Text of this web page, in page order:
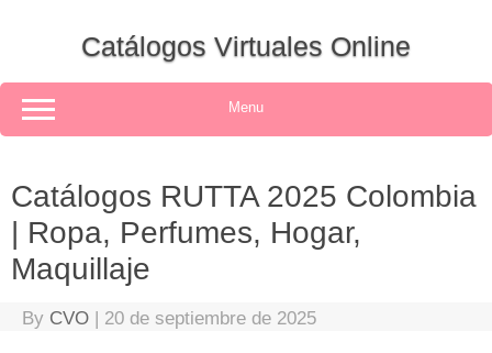
Catálogos Virtuales Online
Menu
Catálogos RUTTA 2025 Colombia
| Ropa, Perfumes, Hogar,
Maquillaje
By CVO | 20 de septiembre de 2025